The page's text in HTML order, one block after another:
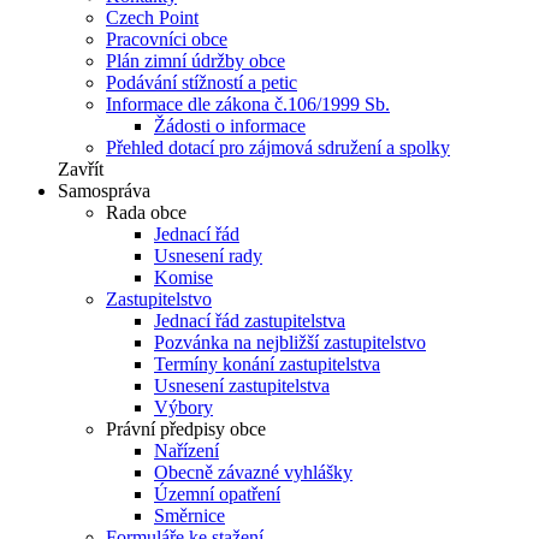
Czech Point
Pracovníci obce
Plán zimní údržby obce
Podávání stížností a petic
Informace dle zákona č.106/1999 Sb.
Žádosti o informace
Přehled dotací pro zájmová sdružení a spolky
Zavřít
Samospráva
Rada obce
Jednací řád
Usnesení rady
Komise
Zastupitelstvo
Jednací řád zastupitelstva
Pozvánka na nejbližší zastupitelstvo
Termíny konání zastupitelstva
Usnesení zastupitelstva
Výbory
Právní předpisy obce
Nařízení
Obecně závazné vyhlášky
Územní opatření
Směrnice